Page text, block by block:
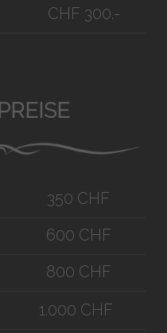
CHF 300.-
350 CHF
600 CHF
800 CHF
1.000 CHF